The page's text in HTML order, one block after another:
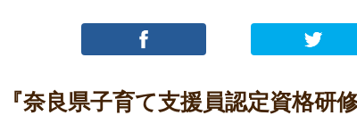
『奈良県子育て支援員認定資格研